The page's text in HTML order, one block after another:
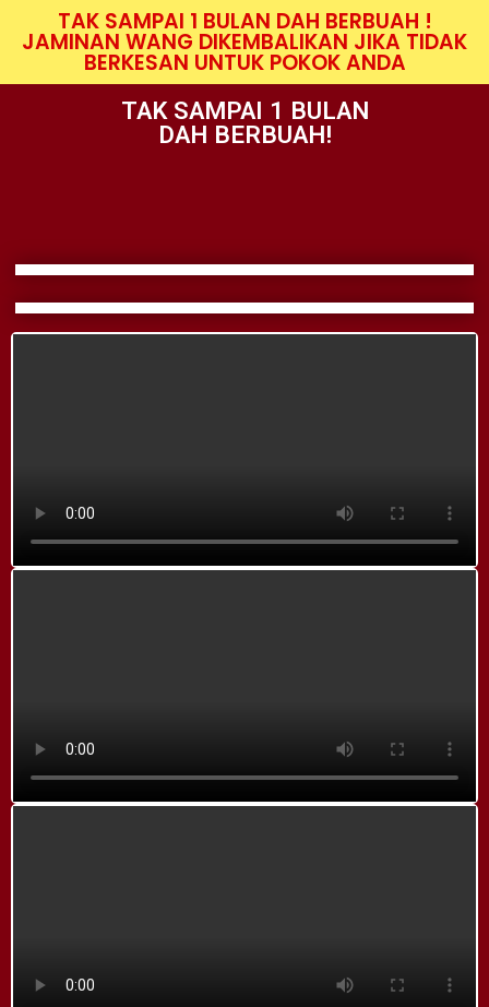
TAK SAMPAI 1 BULAN DAH BERBUAH !
JAMINAN WANG DIKEMBALIKAN JIKA TIDAK
BERKESAN UNTUK POKOK ANDA
TAK SAMPAI 1 BULAN
DAH BERBUAH!